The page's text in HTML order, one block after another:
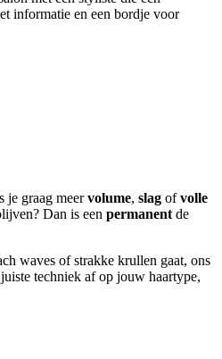
je graag meervolume, slag ofvolle
Dan is een permanent de
waves of strakke krullen gaat, ons
techniek af op jouw haartype,